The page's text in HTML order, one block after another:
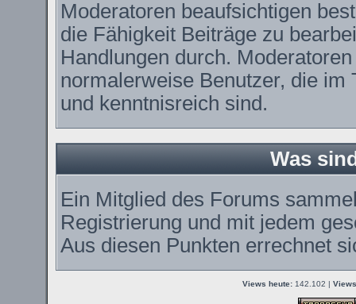
Moderatoren beaufsichtigen
die Fähigkeit Beiträge zu
Handlungen durch.
normalerweise Benutzer, die
und kenntnisreich sind.
Was
Ein Mitglied des Forums
Registrierung und mit jedem
Aus diesen Punkten errechnet
Views heute:142.102 |